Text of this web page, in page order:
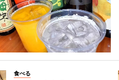
食べる